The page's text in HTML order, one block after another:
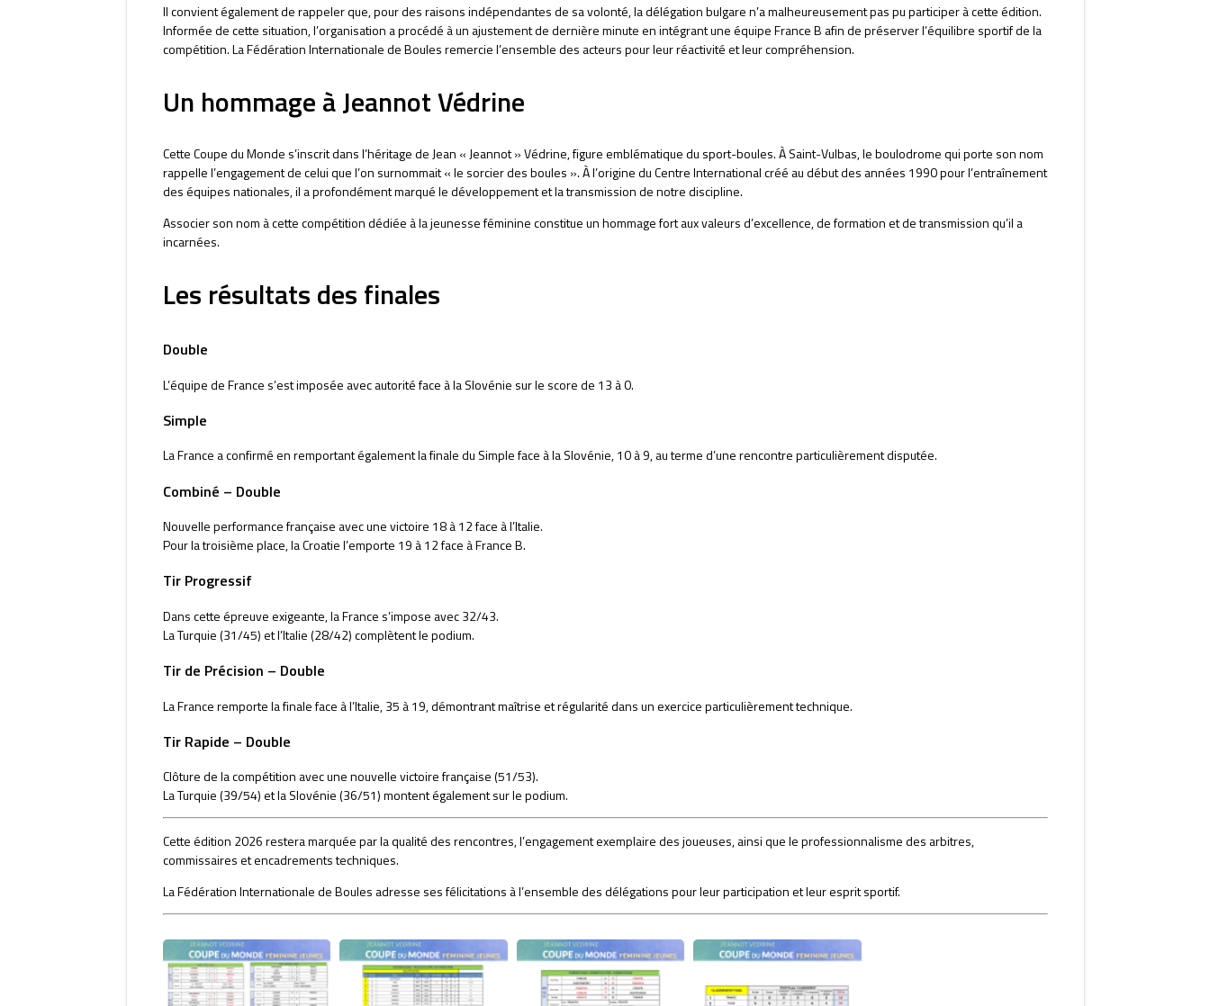
Il convient également de rappeler que, pour des raisons indépendantes de sa volonté, la délégation bulgare n’a malheureusement pas pu participer à cette édition.
Informée de cette situation, l’organisation a procédé à un ajustement de dernière minute en intégrant une équipe France B afin de préserver l’équilibre sportif de la
compétition. La Fédération Internationale de Boules remercie l’ensemble des acteurs pour leur réactivité et leur compréhension.
Un hommage à Jeannot Védrine
Cette Coupe du Monde s’inscrit dans l’héritage de Jean « Jeannot » Védrine, figure emblématique du sport-boules. À Saint-Vulbas, le boulodrome qui porte son nom
rappelle l’engagement de celui que l’on surnommait « le sorcier des boules ». À l’origine du Centre International créé au début des années 1990 pour l’entraînement
des équipes nationales, il a profondément marqué le développement et la transmission de notre discipline.
Associer son nom à cette compétition dédiée à la jeunesse féminine constitue un hommage fort aux valeurs d’excellence, de formation et de transmission qu’il a
incarnées.
Les résultats des finales
Double
L’équipe de France s’est imposée avec autorité face à la Slovénie sur le score de 13 à 0.
Simple
La France a confirmé en remportant également la finale du Simple face à la Slovénie, 10 à 9, au terme d’une rencontre particulièrement disputée.
Combiné – Double
Nouvelle performance française avec une victoire 18 à 12 face à l’Italie.
Pour la troisième place, la Croatie l’emporte 19 à 12 face à France B.
Tir Progressif
Dans cette épreuve exigeante, la France s’impose avec 32/43.
La Turquie (31/45) et l’Italie (28/42) complètent le podium.
Tir de Précision – Double
La France remporte la finale face à l’Italie, 35 à 19, démontrant maîtrise et régularité dans un exercice particulièrement technique.
Tir Rapide – Double
Clôture de la compétition avec une nouvelle victoire française (51/53).
La Turquie (39/54) et la Slovénie (36/51) montent également sur le podium.
Cette édition 2026 restera marquée par la qualité des rencontres, l’engagement exemplaire des joueuses, ainsi que le professionnalisme des arbitres,
commissaires et encadrements techniques.
La Fédération Internationale de Boules adresse ses félicitations à l’ensemble des délégations pour leur participation et leur esprit sportif.